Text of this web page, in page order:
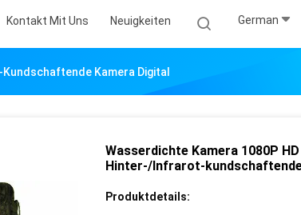
Kontakt Mit Uns Neuigkeiten German
Kamera Digital
Wasserdichte Kamera 1080P HD
Hinter-/Infrarot-
Produktdetails: